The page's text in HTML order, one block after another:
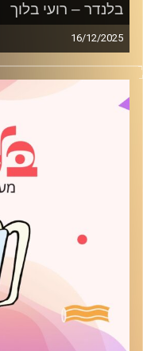
בלנדר – רועי בלוך
16/12/2025
מוזיקה רגועה לפתוח
קרדיט תמונות: